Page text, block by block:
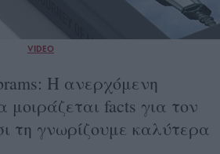
VIDEO
Η ανερχόμενη
μοιράζεται facts για τον
τη γνωρίζουμε καλύτερα